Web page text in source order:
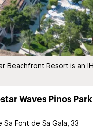
Beachfront Resort is an
Waves Pinos Park
Sa Font de Sa Gala, 33